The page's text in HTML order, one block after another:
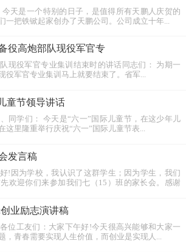
天是一个特别的日子，是值得所有天鹏人庆贺的
一把铁锨起家创办了天鹏公司。公司成立十年...
役高炮部队现役军官专
现役军官专业集训结束时的讲话同志们： 为期一
役军官专业集训马上就要结束了。省军...
童节领导讲话
同学们： 今天是“六一”国际儿童节，在这少年儿
这里隆重举行庆祝“六一”国际儿童节表...
发言稿
!因为学校，我认识了这群学生；因为学生，我们
欢迎你们来参加我们七（15）班的家长会。感谢
业励志演讲稿
位工友们：大家下午好!今天很高兴能够和大家一
，青春需要实现人生价值，而创业是实现人...